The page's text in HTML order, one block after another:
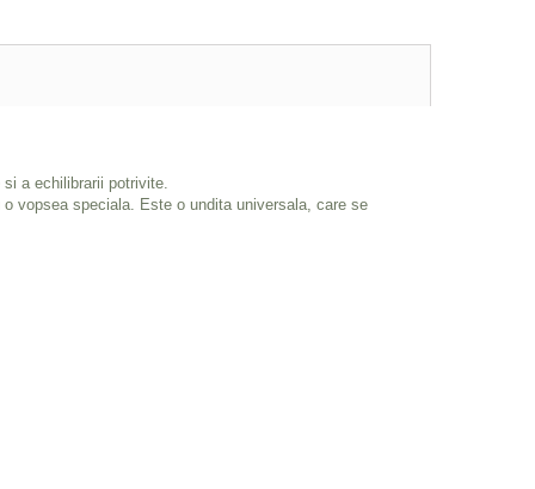
a echilibrarii potrivite.
vopsea speciala. Este o undita universala, care se